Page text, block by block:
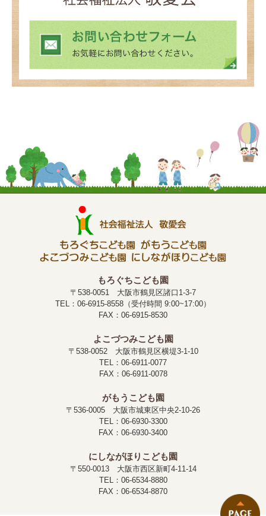
もろぐちこども園
〒538-0051 大阪市鶴見区諸口1-3-7
TEL：06-6915-8558（受付時間 9:00~17:00）
FAX：06-6915-8530
よこづつみこども園
〒538-0052 大阪市鶴見区横堤3-1-10
TEL：06-6911-0077
FAX：06-6911-0078
がもうこども園
〒536-0005 大阪市城東区中央2-10-26
TEL：06-6930-3300
FAX：06-6930-3400
にしながほりこども園
〒550-0013 大阪市西区新町4-11-14
TEL：06-6534-8880
FAX：06-6534-8870